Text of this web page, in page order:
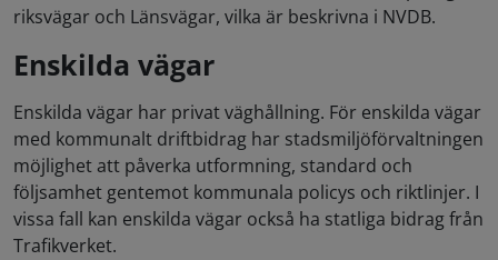
riksvägar och Länsvägar, vilka är beskrivna i NVDB.
Enskilda vägar
Enskilda vägar har privat väghållning. För enskilda vägar
med kommunalt driftbidrag har stadsmiljöförvaltningen
möjlighet att påverka utformning, standard och
följsamhet gentemot kommunala policys och riktlinjer. I
vissa fall kan enskilda vägar också ha statliga bidrag från
Trafikverket.